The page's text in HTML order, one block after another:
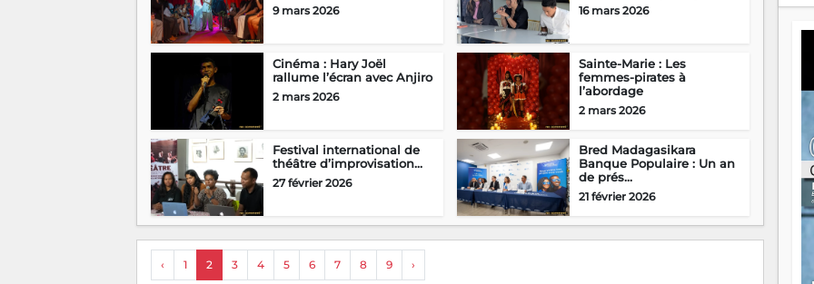
9 mars 2026 16 mars 2026
Cinéma : Hary Joël
rallume l’écran avec Anjiro
2 mars 2026
Sainte-Marie : Les
femmes-pirates à
l’abordage
2 mars 2026
Festival international de
théâtre d’improvisation...
27 février 2026
Bred Madagasikara
Banque Populaire : Un an
de prés...
21 février 2026
‹ 1 2 3 4 5 6 7 8 9 ›